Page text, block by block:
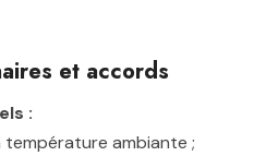
et accords
:
température ambiante ;